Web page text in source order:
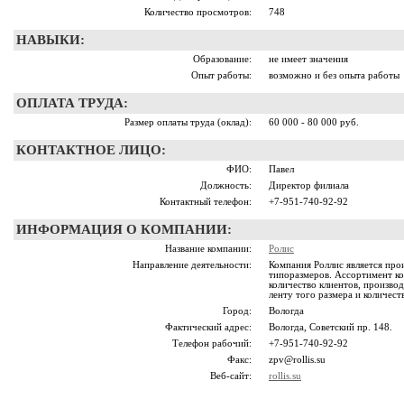
Количество просмотров:
748
НАВЫКИ:
Образование:
не имеет значения
Опыт работы:
возможно и без опыта работы
ОПЛАТА ТРУДА:
Размер оплаты труда (оклад): 60 000 - 80 000 руб.
КОНТАКТНОЕ ЛИЦО:
ФИО:
Павел
Должность:
Директор филиала
Контактный телефон:
+7-951-740-92-92
ИНФОРМАЦИЯ О КОМПАНИИ:
Название компании:
Ролис
Направление деятельности:
Компания Роллис является
типоразмеров. Ассортимент
количество клиентов,
ленту того размера и
Город:
Вологда
Фактический адрес:
Вологда, Советский пр. 148.
Телефон рабочий:
+7-951-740-92-92
Факс:
zpv@rollis.su
Веб-сайт:
rollis.su